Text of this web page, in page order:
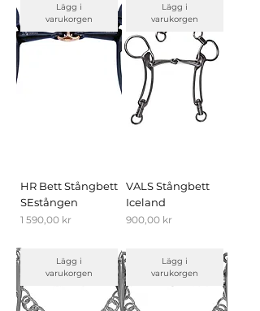
Lägg i
varukorgen
HR Bett Stångbett
SEstången
Pris
1 590,00 kr
Lägg i
varukorgen
VALS Stångbett
Iceland
Pris
900,00 kr
Lägg i
varukorgen
Lägg i
varukorgen